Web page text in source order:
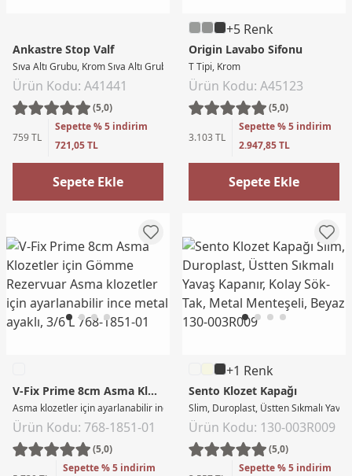
Ankastre Stop Valf
Sıva Altı Grubu, Krom Sıva Altı Grubu
Ürün Kodu: A41441
(5,0)
759 TL
Sepette % 5 indirim
721,05 TL
Sepete Ekle
+5 Renk
Origin Lavabo Sifonu
T Tipi, Krom
Ürün Kodu: A45123
(5,0)
3.103 TL
Sepette % 5 indirim
2.947,85 TL
Sepete Ekle
V-Fix Prime 8cm Asma Klozetler için Gömme Rezervuar
Asma klozetler için ayarlanabilir ince metal ayaklı, 3/6 L
Ürün Kodu: 768-1851-01
(5,0)
Sepette % 5 indirim
+1 Renk
Sento Klozet Kapağı
Slim, Duroplast, Üstten Sıkmalı
Ürün Kodu: 130-003R009
(5,0)
Sepette % 5 indirim